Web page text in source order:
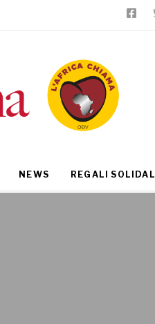
NEWS REGALI SOLIDALI